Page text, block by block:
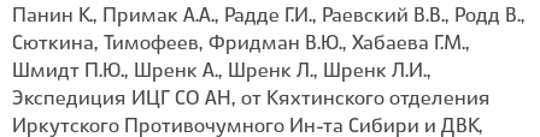
Панин К., Примак А.А., Радде Г.И., Раевский В.В., Родд В.,
Сюткина, Тимофеев, Фридман В.Ю., Хабаева Г.М.,
Шмидт П.Ю., Шренк А., Шренк Л., Шренк Л.И.,
Экспедиция ИЦГ СО АН, от Кяхтинского отделения
Иркутского Противочумного Ин-та Сибири и ДВК,